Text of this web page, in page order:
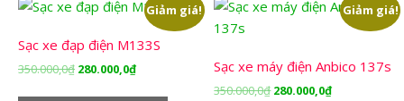
Giảm giá!
Sạc xe đạp điện M133S
350.000,0₫ Giá
280.000,0₫Giá
Giảm giá!
Sạc xe máy điện Anbico 137s
350.000,0₫ Giá
280.000,0₫Giá